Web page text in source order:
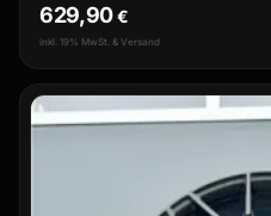
629,90€
inkl. 19% MwSt. & Versand